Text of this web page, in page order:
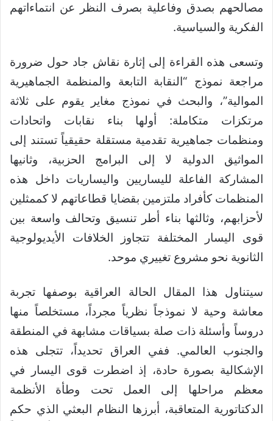
مصالحهم بصدق وفاعلية بصرف النظر عن انتماءاتهم
الفكرية والسياسية.
وتسعى هذه القراءة إلى إثارة نقاش جاد حول ضرورة
مراجعة نموذج “النقابة التابعة والمنظمة الجماهيرية
الموالية”، والبحث في نموذج مغاير يقوم على ثلاثة
مرتكزات متكاملة: أولها بناء نقابات واتحادات
ومنظمات جماهيرية تقدمية مستقلة حقيقياً تستند إلى
المواثيق الدولية لا إلى البرامج الحزبية، وثانيها
المشاركة الفاعلة لليساريين واليساريات داخل هذه
المنظمات كأفراد ملتزمين بقضايا قطاعاتهم لا كممثلين
لأحزابهم، وثالثها بناء أطر تنسيق وتحالف واسعة بين
قوى اليسار المختلفة تتجاوز الخلافات الأيديولوجية
الثانوية نحو مشروع تغييري موحد.
سيتناول هذا المقال الحالة العراقية بوصفها تجربة
معاشة وحية لا نموذجاً نظرياً مجرداً، مستخلصاً منها
دروساً وأسئلة ذات صلة بسياقات مشابهة في المنطقة
والجنوب العالمي. ففي العراق تحديداً، تتجلى هذه
الإشكالية بصورة حادة، إذ اضطرت قوى اليسار في
معظم مراحلها إلى العمل تحت وطأة الأنظمة
الدكتاتورية المتعاقبة، أبرزها النظام البعثي الذي حكم